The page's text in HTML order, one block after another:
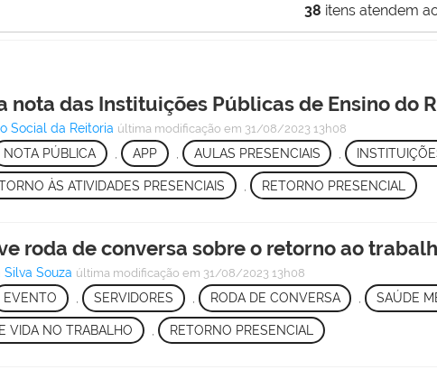
38 itens atendem
nota das Instituições Públicas de Ensino do
Social da Reitoria última modificação em 31/08/2023 13h08
NOTA PÚBLICA APP AULAS PRESENCIAIS ,
ÀS ATIVIDADES PRESENCIAIS RETORNO PRESENCIAL
roda de conversa sobre o retorno ao
Souza última modificação em 31/08/2023 13h08
EVENTO , SERVIDORES , RODA DE CONVERSA , SAÚDE
VIDA NO TRABALHO RETORNO PRESENCIAL